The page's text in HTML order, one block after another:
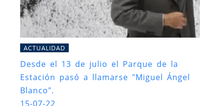
ACTUALIDAD
Desde el 13 de julio el Parque de la
Estación pasó a llamarse "Miguel Ángel
Blanco".
15-07-22